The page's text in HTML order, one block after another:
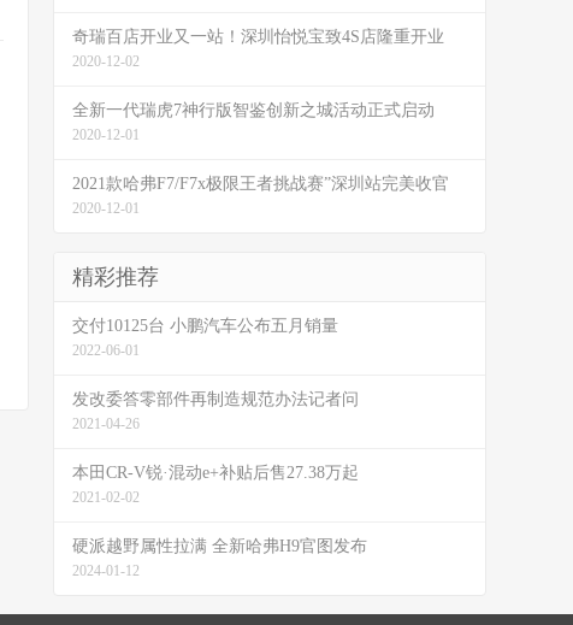
奇瑞百店开业又一站！深圳怡悦宝致4S店隆重开业
2020-12-02
全新一代瑞虎7神行版智鉴创新之城活动正式启动
2020-12-01
2021款哈弗F7/F7x极限王者挑战赛”深圳站完美收官
2020-12-01
精彩推荐
交付10125台 小鹏汽车公布五月销量
2022-06-01
发改委答零部件再制造规范办法记者问
2021-04-26
本田CR-V锐·混动e+补贴后售27.38万起
2021-02-02
硬派越野属性拉满 全新哈弗H9官图发布
2024-01-12